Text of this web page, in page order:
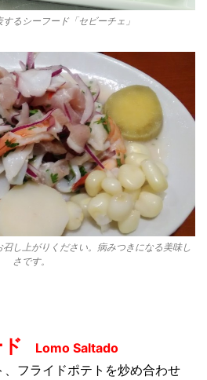
るシーフード「セビーチェ」
し上がりください。病みつきになる美味し
さです。
Lomo Saltado
フライドポテトを炒め合わせ